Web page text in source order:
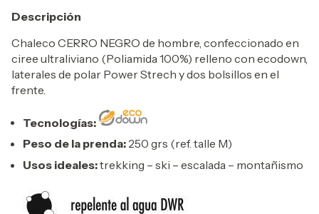
Descripción
Chaleco CERRO NEGRO de hombre, confeccionado en
ciree ultraliviano (Poliamida 100%) relleno con ecodown,
laterales de polar Power Strech y dos bolsillos en el
frente.
Tecnologías:
Peso de la prenda: 250 grs (ref. talle M)
Usos ideales:trekking – ski – escalada – montañismo